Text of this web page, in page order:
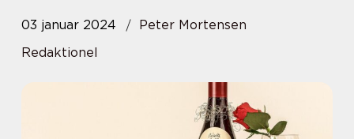
03 januar 2024
Peter Mortensen
Redaktionel